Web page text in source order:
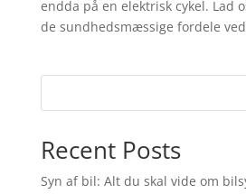
endda på en elektrisk cykel. Lad
de sundhedsmæssige fordele
Recent Posts
Syn af bil: Alt du skal vide om